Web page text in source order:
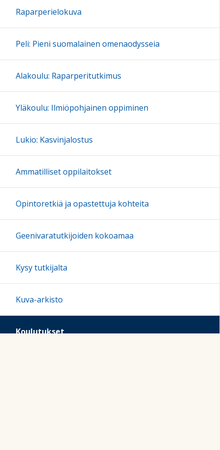
Raparperielokuva
Peli: Pieni suomalainen omenaodysseia
Alakoulu: Raparperitutkimus
Yläkoulu: Ilmiöpohjainen oppiminen
Lukio: Kasvinjalostus
Ammatilliset oppilaitokset
Opintoretkiä ja opastettuja kohteita
Geenivaratutkijoiden kokoamaa
Kysy tutkijalta
Kuva-arkisto
Koulutukset